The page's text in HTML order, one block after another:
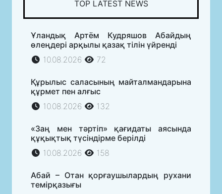
TOP LATEST NEWS
Ұландық Артём Кудряшов Абайдың
өлеңдері арқылы қазақ тілін үйренді
10.08.2026
72
Құрылыс саласының майталмандарына
құрмет пен алғыс
10.08.2026
132
«Заң мен тәртіп» қағидаты аясында
құқықтық түсіндірме берілді
10.08.2026
158
Абай – Отан қорғаушылардың рухани
темірқазығы